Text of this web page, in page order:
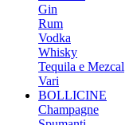
Gin
Rum
Vodka
Whisky
Tequila e Mezcal
Vari
BOLLICINE
Champagne